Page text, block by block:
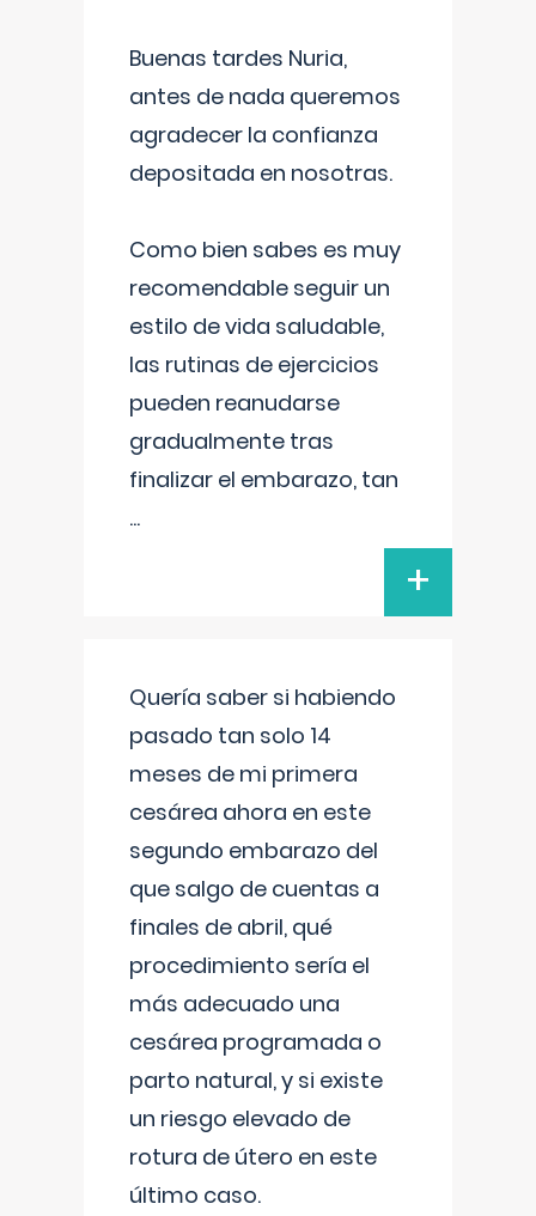
Buenas tardes Nuria,
antes de nada queremos
agradecer la confianza
depositada en nosotras.
Como bien sabes es muy
recomendable seguir un
estilo de vida saludable,
las rutinas de ejercicios
pueden reanudarse
gradualmente tras
finalizar el embarazo, tan
...
+
Quería saber si habiendo
pasado tan solo 14
meses de mi primera
cesárea ahora en este
segundo embarazo del
que salgo de cuentas a
finales de abril, qué
procedimiento sería el
más adecuado una
cesárea programada o
parto natural, y si existe
un riesgo elevado de
rotura de útero en este
último caso.